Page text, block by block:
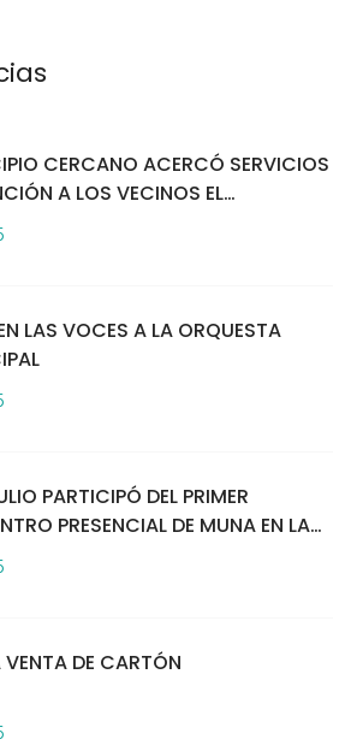
CERCANO ACERCÓ SERVICIOS
A LOS VECINOS EL
LAS VOCES A LA ORQUESTA
PARTICIPÓ DEL PRIMER
PRESENCIAL DE MUNA EN LA
UNICEF
VENTA DE CARTÓN